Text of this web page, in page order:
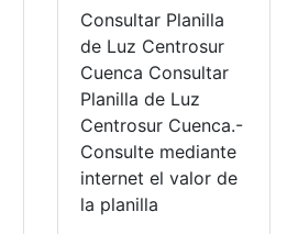
Consultar Planilla
de Luz Centrosur
Cuenca Consultar
Planilla de Luz
Centrosur Cuenca.-
Consulte mediante
internet el valor de
la planilla